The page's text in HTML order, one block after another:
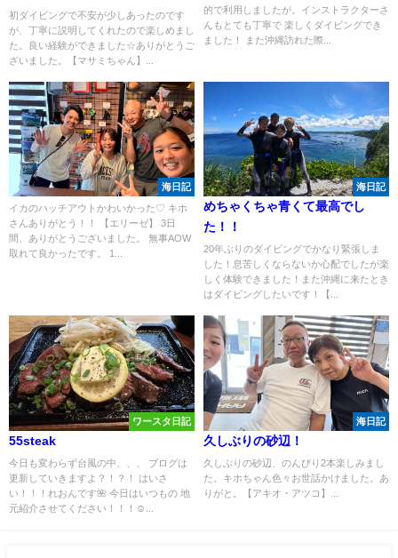
初ダイビングで不安が少しあったのです
が、丁寧に説明してくれたので楽しめまし
た。良い経験ができました☆ありがとうご
ざいました。【マサミちゃん】...
的で利用しましたが。インストラクターさ
んもとても丁寧で 楽しくダイビングでき
ました！ また沖縄訪れた際...
海日記
イカのハッチアウトかわいかった♡ キホ
さんありがとう！！ 【エリーゼ】 3日
間、ありがとうございました。 無事AOW
取れて良かったです。 1...
海日記
めちゃくちゃ青くて最高でし
た！！
20年ぶりのダイビングでかなり緊張しま
した！息苦しくならないか心配でしたが楽
しく体験できました！また沖縄に来たとき
はダイビングしたいです！【...
ワースタ日記
55steak
今日も変わらず台風の中、、、 ブログは
更新していきますよ？！？！ はいさ
い！！！れおんです🌺 今日はいつもの 地
元紹介させてください！！！☺...
海日記
久しぶりの砂辺！
久しぶりの砂辺、のんびり2本楽しみまし
た。キホちゃん色々お世話かけました。あ
りがと。【アキオ・アツコ】...